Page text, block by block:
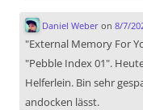
Daniel Weberon 8/7/
"External Memory For
"Pebble Index 01".
Helferlein. Bin sehr
andocken lässt.